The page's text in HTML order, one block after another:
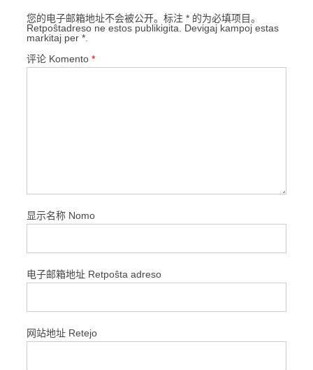
您的电子邮箱地址不会被公开。标注 * 的为必填项目。
Retpoŝtadreso ne estos publikigita. Devigaj kampoj estas
markitaj per *.
评论 Komento *
显示名称 Nomo
电子邮箱地址 Retpoŝta adreso
网站地址 Retejo